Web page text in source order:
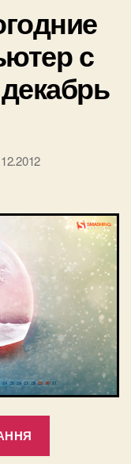
на
декабрь
2012”с